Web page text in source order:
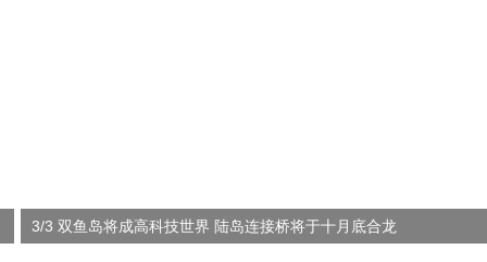
3/3 双鱼岛将成高科技世界 陆岛连接桥将于十月底合龙